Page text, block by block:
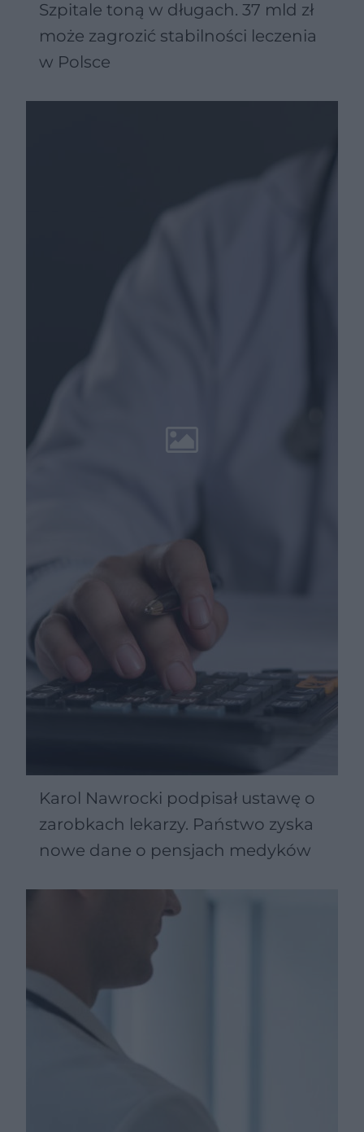
Szpitale toną w długach. 37 mld zł
może zagrozić stabilności leczenia
w Polsce
Karol Nawrocki podpisał ustawę o
zarobkach lekarzy. Państwo zyska
nowe dane o pensjach medyków